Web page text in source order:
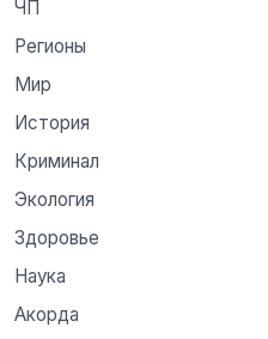
ЧП
Регионы
Мир
История
Криминал
Экология
Здоровье
Наука
Акорда